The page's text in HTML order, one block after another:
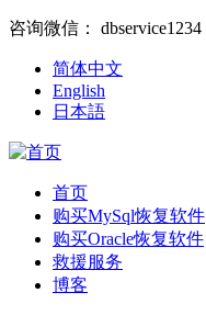
咨询微信： dbservice1234
简体中文
English
日本語
首页
购买MySql恢复软件
购买Oracle恢复软件
救援服务
博客